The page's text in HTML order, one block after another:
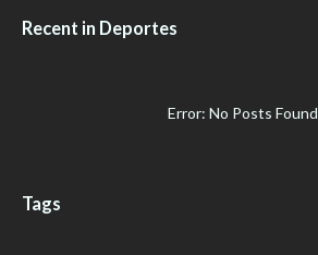
Recent in Deportes
Error: No Posts Found
Tags